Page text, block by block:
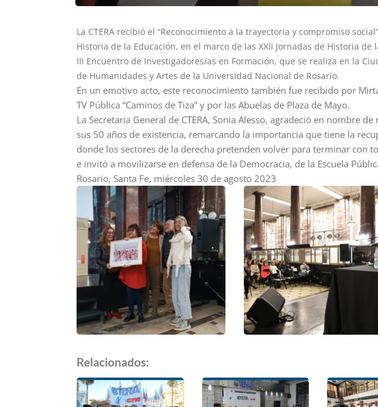
La CTERA recibió el “Reconocimiento a la trayectoria y compromiso
Historia de la Educación, en el marco de las XXII Jornadas de Historia
III Encuentro de Investigadores/as en Formación, que se realiza en la
de Humanidades y Artes de la Universidad Nacional de Rosario.
En un emotivo acto, este reconocimiento también fue recibido por
TV Pública “Caminos de Tiza” y por las Abuelas de Plaza de Mayo.
La Secretaria General de CTERA, Sonia Alesso, agradeció en nombre
sus 50 años de existencia, remarcando la importancia que tiene la
donde los sectores de la derecha pretenden volver para terminar con
e invitó a movilizarse en defensa de la Democracia, de la Escuela
Rosario, Santa Fe, miércoles 30 de agosto 2023
Relacionados: